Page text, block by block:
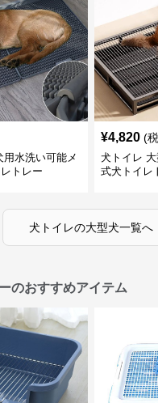
水洗い可能メ
トレー
¥4,820 (
犬トイレ
式犬トイレ
犬トイレの大型犬一覧へ
のおすすめアイテム